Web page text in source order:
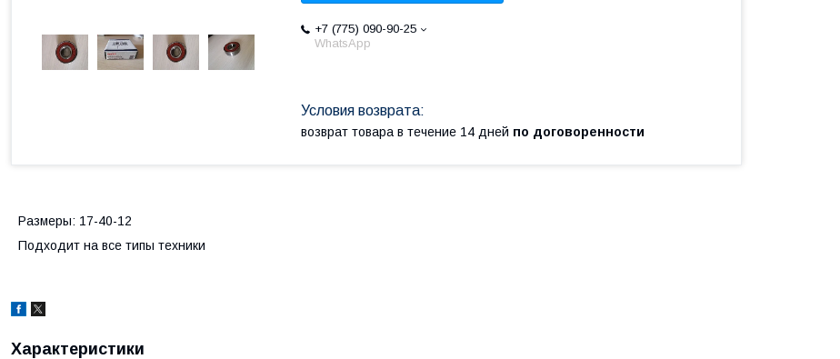
+7 (775) 090-90-25
WhatsApp
возврат товара в течение 14 дней по договоренности
Размеры: 17-40-12
Подходит на все типы техники
Характеристики